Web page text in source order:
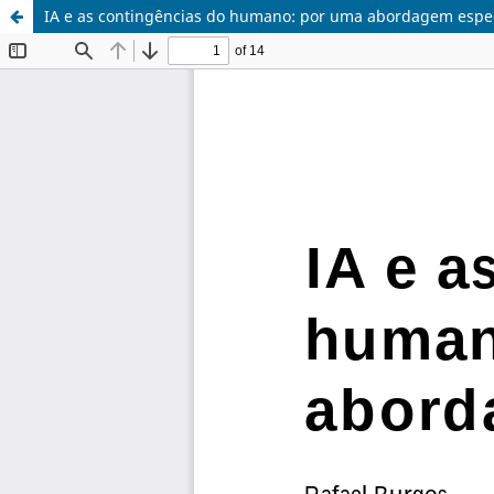
IA e as contingências do humano: por uma abordagem